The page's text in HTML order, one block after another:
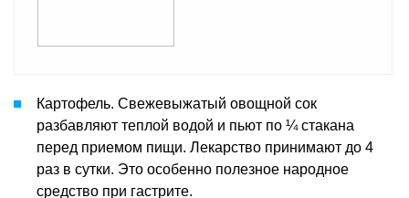
Картофель. Свежевыжатый овощной сок
разбавляют теплой водой и пьют по ¼ стакана
перед приемом пищи. Лекарство принимают до 4
раз в сутки. Это особенно полезное народное
средство при гастрите.